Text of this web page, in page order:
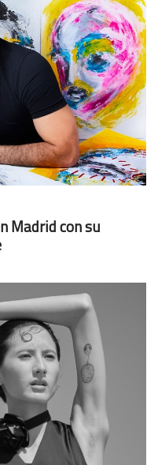
Madrid con su